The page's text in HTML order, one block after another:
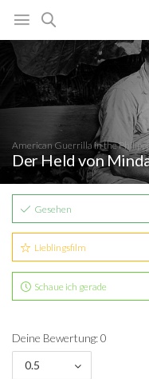
American Guerrilla in the
Der Held von
Gesehen
Lieblingsfilm
Schaue ich gerade
Deine Bewertung: 0
0.5